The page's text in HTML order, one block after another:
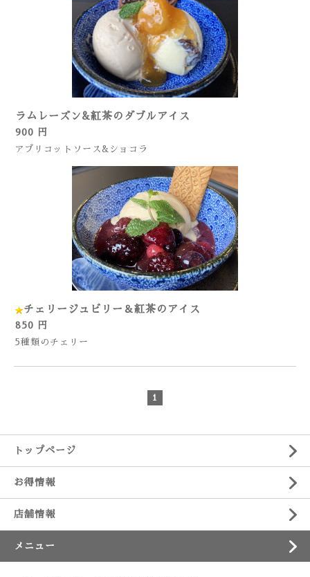
ラムレーズン&紅茶のダブルアイス
900 円
アプリコットソース&ショコラ
チェリージュビリー＆紅茶のアイス
850 円
5種類のチェリー
1
トップページ
お得情報
店舗情報
メニュー